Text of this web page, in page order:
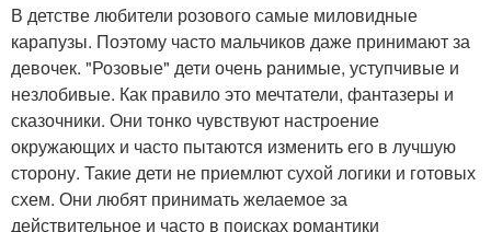
В детстве любители розового самые миловидные
карапузы. Поэтому часто мальчиков даже принимают за
девочек. "Розовые" дети очень ранимые, уступчивые и
незлобивые. Как правило это мечтатели, фантазеры и
сказочники. Они тонко чувствуют настроение
окружающих и часто пытаются изменить его в лучшую
сторону. Такие дети не приемлют сухой логики и готовых
схем. Они любят принимать желаемое за
действительное и часто в поисках романтики